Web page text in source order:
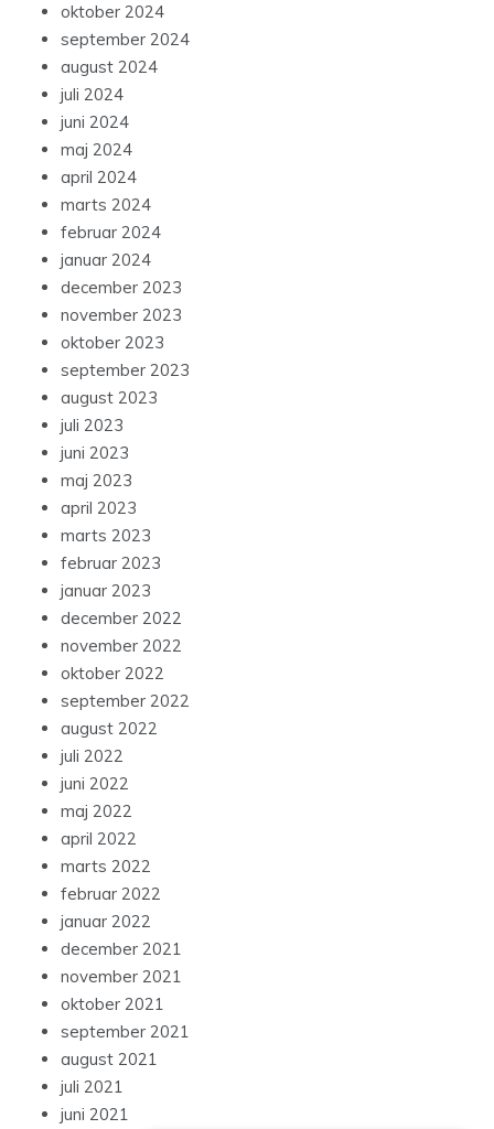
oktober 2024
september 2024
august 2024
juli 2024
juni 2024
maj 2024
april 2024
marts 2024
februar 2024
januar 2024
december 2023
november 2023
oktober 2023
september 2023
august 2023
juli 2023
juni 2023
maj 2023
april 2023
marts 2023
februar 2023
januar 2023
december 2022
november 2022
oktober 2022
september 2022
august 2022
juli 2022
juni 2022
maj 2022
april 2022
marts 2022
februar 2022
januar 2022
december 2021
november 2021
oktober 2021
september 2021
august 2021
juli 2021
juni 2021